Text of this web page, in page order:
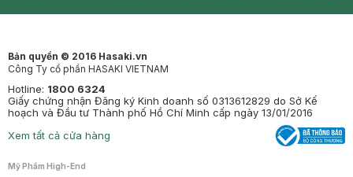
Bản quyền © 2016 Hasaki.vn
Công Ty cổ phần HASAKI VIETNAM
Hotline: 1800 6324
Giấy chứng nhận Đăng ký Kinh doanh số 0313612829 do Sở Kế
hoạch và Đầu tư Thành phố Hồ Chí Minh cấp ngày 13/01/2016
Xem tất cả cửa hàng
Mỹ Phẩm High-End